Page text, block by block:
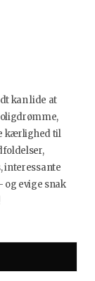
kan lide at
kærlighed til
interessante
og evige snak